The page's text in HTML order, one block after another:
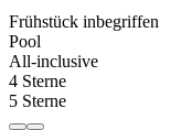
Frühstück inbegriffen
Pool
All-inclusive
4 Sterne
5 Sterne